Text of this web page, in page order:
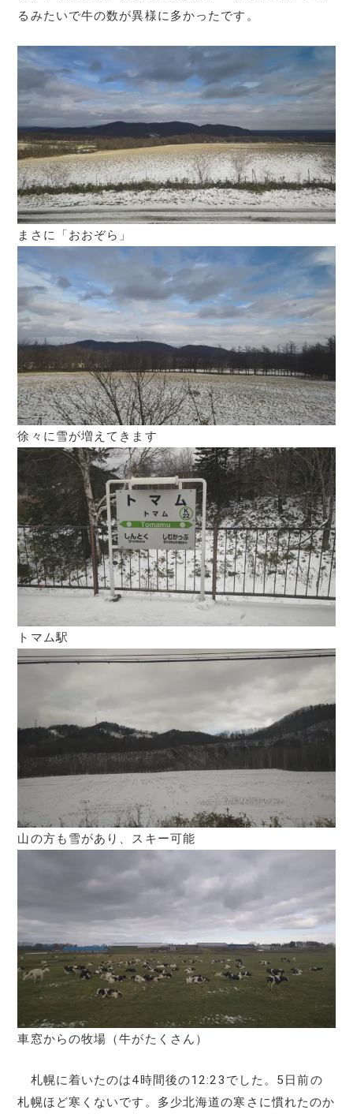
るみたいで牛の数が異様に多かったです。
まさに「おおぞら」
徐々に雪が増えてきます
トマム駅
山の方も雪があり、スキー可能
車窓からの牧場（牛がたくさん）
札幌に着いたのは4時間後の12:23でした。5日前の
札幌ほど寒くないです。多少北海道の寒さに慣れたのか